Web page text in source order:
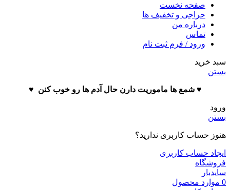
صفحه نخست
حراجی و تخفیف ها
درباره من
تماس
ورود / فرم ثبت نام
سبد خرید
بستن
♥️ شمع ها ماموریت دارن حال آدم ها رو خوب کنن ♥️
ورود
بستن
هنوز حساب کاربری ندارید؟
ایجاد حساب کاربری
فروشگاه
سایدبار
0 موارد محصول